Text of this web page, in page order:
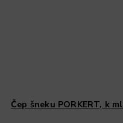
Čep šneku PORKERT, k